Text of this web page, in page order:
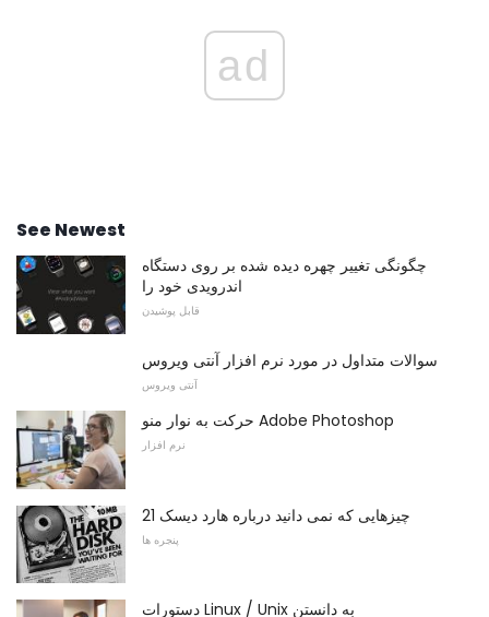
ad
See Newest
چگونگی تغییر چهره دیده شده بر روی دستگاه
اندرویدی خود را
قابل پوشیدن
سوالات متداول در مورد نرم افزار آنتی ویروس
آنتی ویروس
حرکت به نوار منو Adobe Photoshop
نرم افزار
21 چیزهایی که نمی دانید درباره هارد دیسک
پنجره ها
دستورات Linux / Unix به دانستن